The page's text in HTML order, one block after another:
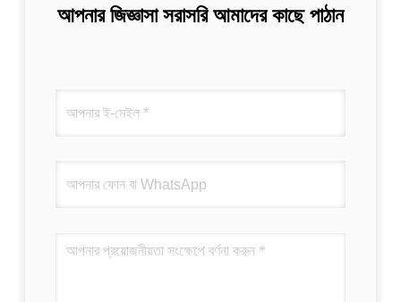
আপনার জিজ্ঞাসা সরাসরি আমাদের কাছে পাঠান